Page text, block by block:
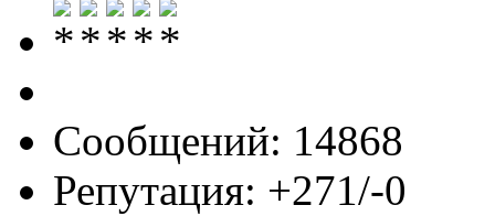
Сообщений: 14868
Репутация: +271/-0